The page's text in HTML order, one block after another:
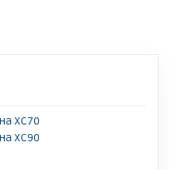
XC70
XC90